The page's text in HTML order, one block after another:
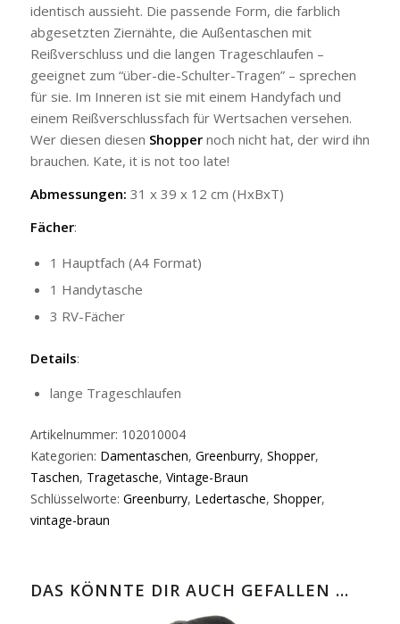
identisch aussieht. Die passende Form, die farblich
abgesetzten Ziernähte, die Außentaschen mit
Reißverschluss und die langen Trageschlaufen –
geeignet zum “über-die-Schulter-Tragen” – sprechen
für sie. Im Inneren ist sie mit einem Handyfach und
einem Reißverschlussfach für Wertsachen versehen.
Wer diesen diesen Shopper noch nicht hat, der wird ihn
brauchen. Kate, it is not too late!
Abmessungen: 31 x 39 x 12 cm (HxBxT)
Fächer:
1 Hauptfach (A4 Format)
1 Handytasche
3 RV-Fächer
Details:
lange Trageschlaufen
Artikelnummer: 102010004
Kategorien: Damentaschen, Greenburry, Shopper,
Taschen, Tragetasche, Vintage-Braun
Schlüsselworte: Greenburry, Ledertasche, Shopper,
vintage-braun
DAS KÖNNTE DIR AUCH GEFALLEN …